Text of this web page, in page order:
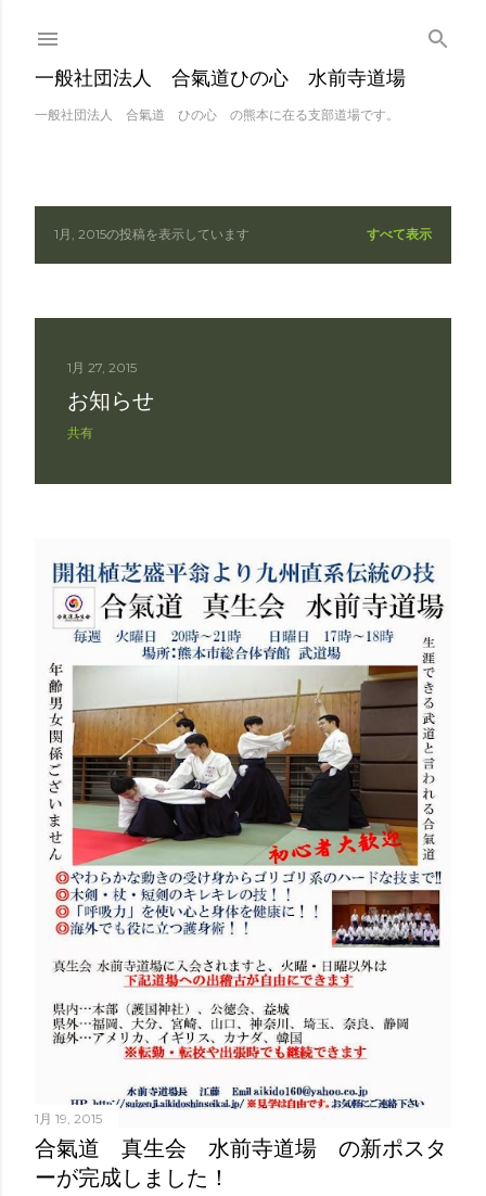
スキップしてメイン
一般社団法人 合氣道ひの心 水前寺道場
一般社団法人 合氣道 ひの心 の熊本に在る支部道場です。
投1月, 2015の投稿を表示しています すべて表示
1月 27, 2015
お知らせ
共有
1月 19, 2015
合氣道 真生会 水前寺道場 の新ポスタ
ーが完成しました！